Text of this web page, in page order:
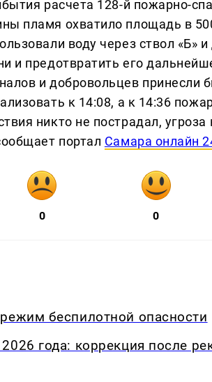
расчета 128-й пожарно-
пламя охватило площадь в
воду через ствол «Б»
и предотвратить его
и добровольцев принесли
к 14:08, а к 14:36
никто не пострадал,
портал Самара онлайн
0 0
беспилотной опасности
года: коррекция после